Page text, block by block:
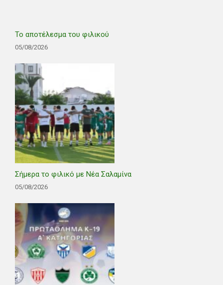
Το αποτέλεσμα του φιλικού
05/08/2026
Σήμερα το φιλικό με Νέα Σαλαμίνα
05/08/2026